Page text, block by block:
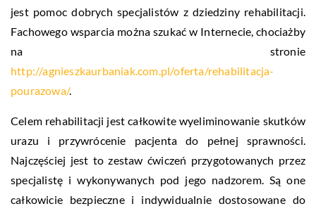
jest pomoc dobrych specjalistów z dziedziny rehabilitacji.
Fachowego wsparcia można szukać w Internecie, chociażby
na stronie
http://agnieszkaurbaniak.com.pl/oferta/rehabilitacja-
pourazowa/.
Celem rehabilitacji jest całkowite wyeliminowanie skutków
urazu i przywrócenie pacjenta do pełnej sprawności.
Najczęściej jest to zestaw ćwiczeń przygotowanych przez
specjalistę i wykonywanych pod jego nadzorem. Są one
całkowicie bezpieczne i indywidualnie dostosowane do